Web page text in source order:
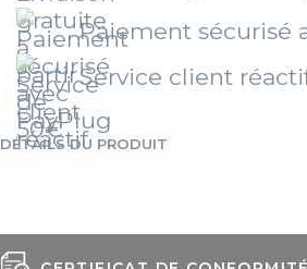
Paiement sécurisé
Service client
DÉTAILS DU PRODUIT